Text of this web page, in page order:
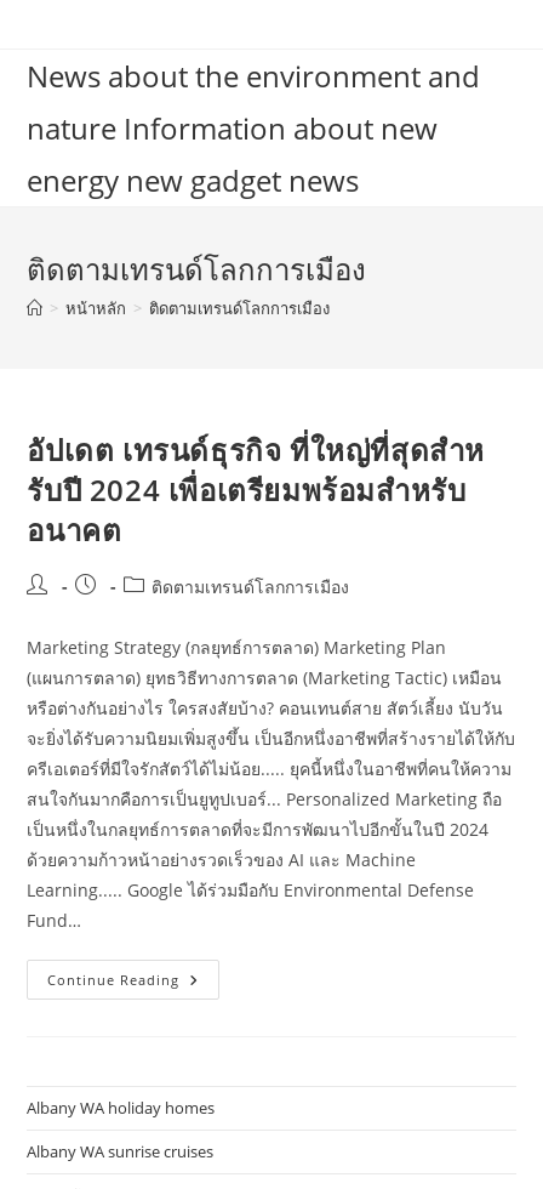
contentNews about the environment and
nature Information about new
energy new gadget news
ติดตามเทรนด์โลกการเมือง
> หน้าหลัก > ติดตามเทรนด์โลกการเมือง
อัปเดต เทรนด์ธุรกิจ ที่ใหญ่ที่สุดสําห
รับปี 2024 เพื่อเตรียมพร้อมสำหรับ
อนาคต
Post
Post
Postติดตามเทรนด์โลกการเมือง
Marketing Strategy (กลยุทธ์การตลาด) Marketing Plan
(แผนการตลาด) ยุทธวิธีทางการตลาด (Marketing Tactic) เหมือน
หรือต่างกันอย่างไร ใครสงสัยบ้าง? คอนเทนต์สาย สัตว์เลี้ยง นับวัน
จะยิ่งได้รับความนิยมเพิ่มสูงขึ้น เป็นอีกหนึ่งอาชีพที่สร้างรายได้ให้กับ
ครีเอเตอร์ที่มีใจรักสัตว์ได้ไม่น้อย..... ยุคนี้หนึ่งในอาชีพที่คนให้ความ
สนใจกันมากคือการเป็นยูทูปเบอร์... Personalized Marketing ถือ
เป็นหนึ่งในกลยุทธ์การตลาดที่จะมีการพัฒนาไปอีกขั้นในปี 2024
ด้วยความก้าวหน้าอย่างรวดเร็วของ AI และ Machine
Learning..... Google ได้ร่วมมือกับ Environmental Defense
Fund…
Continue Reading อัปเดต
เท
สําห
ปี
Albany WA holiday homes
Albany WA sunrise cruises